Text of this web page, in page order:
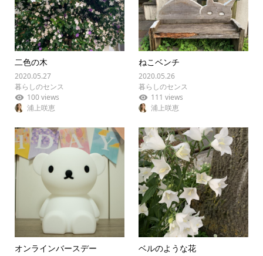
二色の木
2020.05.27
暮らしのセンス
100 views
浦上咲恵
ねこベンチ
2020.05.26
暮らしのセンス
111 views
浦上咲恵
オンラインバースデー ベルのような花